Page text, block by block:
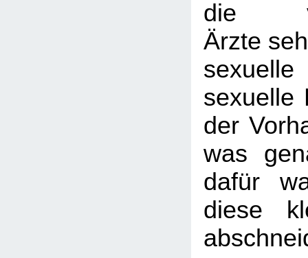
die
Ärzte
sexuelle
der
was
dafür
diese